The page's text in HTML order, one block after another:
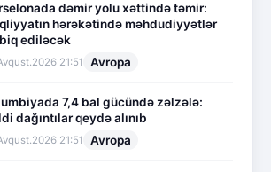
dəmir yolu xəttində təmir:
hərəkətində məhdudiyyətlər
ediləcək
21:51 Avropa
7,4 bal gücündə zəlzələ:
dağıntılar qeydə alınıb
21:51 Avropa